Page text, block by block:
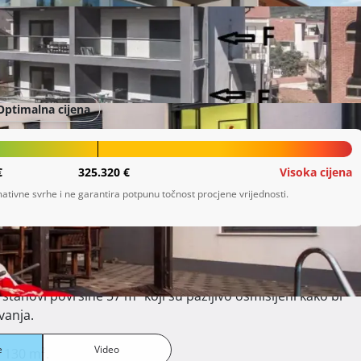
Video
cijena
325.320 € Visoka cijena
svrhe i ne garantira potpunu točnost procjene vrijednosti.
m².